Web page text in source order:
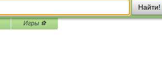
Найти!
Игры ⚽